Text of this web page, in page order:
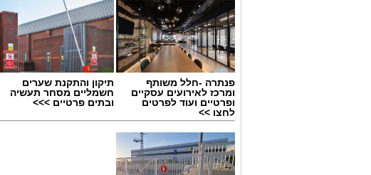
פנתרה -חלל משותף
ומרכז לאירועים עסקיים
ופרטיים ועוד לפרטים
לחצו >>
תיקון והתקנת שערים
חשמליים מסחר תעשיה
ובתים פרטיים >>>